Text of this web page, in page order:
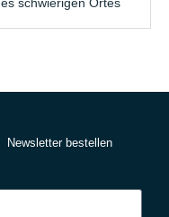
Newsletter bestellen